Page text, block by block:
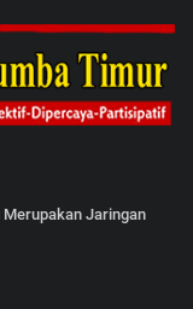
Merupakan Jaringan